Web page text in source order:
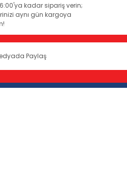
kadar sipariş verin;
aynı gün kargoya
Paylaş